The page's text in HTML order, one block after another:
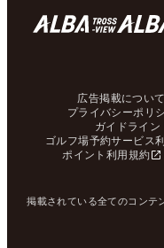
広告掲載について
プライバシーポリ
ガイドライン
ゴルフ場予約サービス
ポイント利用規約
掲載されている全てのコンテ